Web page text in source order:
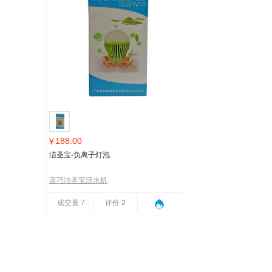
¥188.00
洁圣宝-负离子灯泡
蓝巧洁圣宝活水机
成交量 7 评价 2